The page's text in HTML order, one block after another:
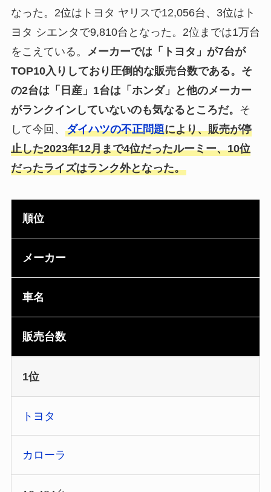
なった。2位はトヨタ ヤリスで12,056台、3位はト
ヨタ シエンタで9,810台となった。2位までは1万台
をこえている。
メーカーでは「トヨタ」が7台が
TOP10入りしており圧倒的な販売台数である。そ
の2台は「日産」1台は「ホンダ」と他のメーカー
がランクインしていないのも気なるところだ。 そ
して今回、 ダイハツの不正問題により、販売が停
止した2023年12月まで4位だったルーミー、10位
だったライズはランク外となった。
順位
メーカー
車名
販売台数
1位
トヨタ
カローラ